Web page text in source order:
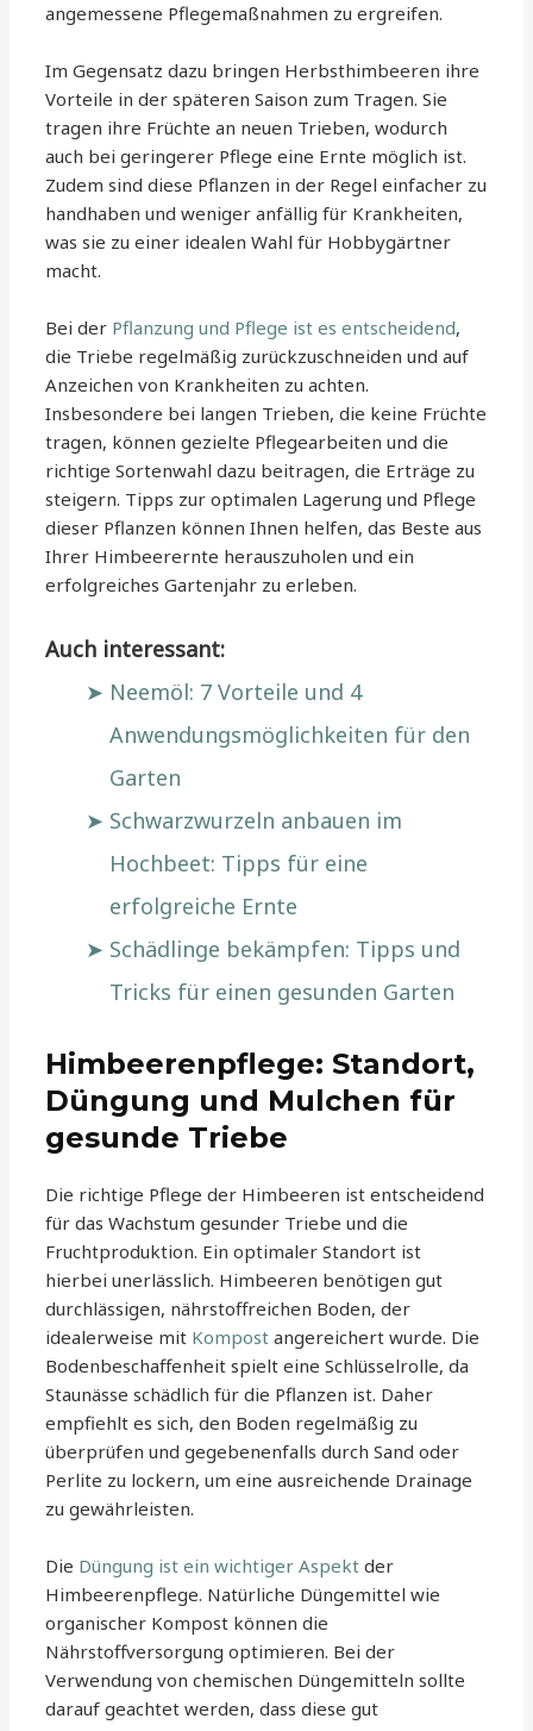
angemessene Pflegemaßnahmen zu ergreifen.
Im Gegensatz dazu bringen Herbsthimbeeren ihre
Vorteile in der späteren Saison zum Tragen. Sie
tragen ihre Früchte an neuen Trieben, wodurch
auch bei geringerer Pflege eine Ernte möglich ist.
Zudem sind diese Pflanzen in der Regel einfacher zu
handhaben und weniger anfällig für Krankheiten,
was sie zu einer idealen Wahl für Hobbygärtner
macht.
Bei der Pflanzung und Pflege ist es entscheidend,
die Triebe regelmäßig zurückzuschneiden und auf
Anzeichen von Krankheiten zu achten.
Insbesondere bei langen Trieben, die keine Früchte
tragen, können gezielte Pflegearbeiten und die
richtige Sortenwahl dazu beitragen, die Erträge zu
steigern. Tipps zur optimalen Lagerung und Pflege
dieser Pflanzen können Ihnen helfen, das Beste aus
Ihrer Himbeerernte herauszuholen und ein
erfolgreiches Gartenjahr zu erleben.
Auch interessant:
Neemöl: 7 Vorteile und 4
Anwendungsmöglichkeiten für den
Garten
Schwarzwurzeln anbauen im
Hochbeet: Tipps für eine
erfolgreiche Ernte
Schädlinge bekämpfen: Tipps und
Tricks für einen gesunden Garten
Himbeerenpflege: Standort,
Düngung und Mulchen für
gesunde Triebe
Die richtige Pflege der Himbeeren ist entscheidend
für das Wachstum gesunder Triebe und die
Fruchtproduktion. Ein optimaler Standort ist
hierbei unerlässlich. Himbeeren benötigen gut
durchlässigen, nährstoffreichen Boden, der
idealerweise mit Kompost angereichert wurde. Die
Bodenbeschaffenheit spielt eine Schlüsselrolle, da
Staunässe schädlich für die Pflanzen ist. Daher
empfiehlt es sich, den Boden regelmäßig zu
überprüfen und gegebenenfalls durch Sand oder
Perlite zu lockern, um eine ausreichende Drainage
zu gewährleisten.
Die Düngung ist ein wichtiger Aspekt der
Himbeerenpflege. Natürliche Düngemittel wie
organischer Kompost können die
Nährstoffversorgung optimieren. Bei der
Verwendung von chemischen Düngemitteln sollte
darauf geachtet werden, dass diese gut